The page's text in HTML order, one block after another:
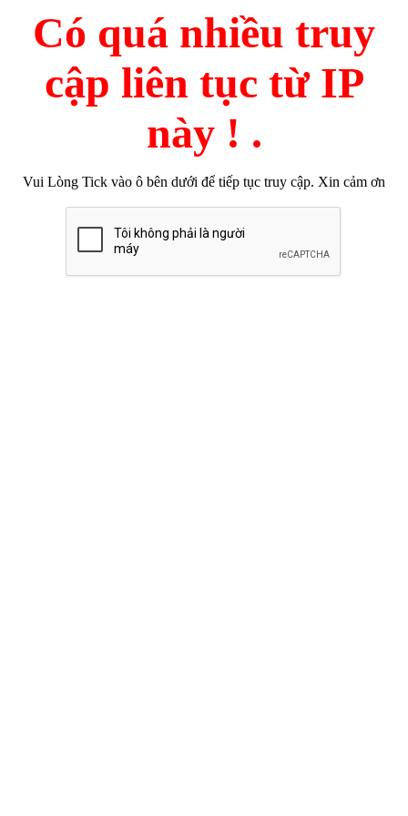
Có quá nhiều truy
cập liên tục từ IP
này ! .
Vui Lòng Tick vào ô bên dưới để tiếp tục truy cập. Xin cảm ơn